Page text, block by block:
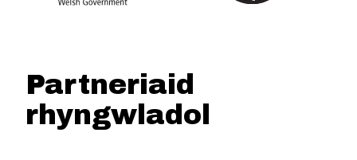
Partneriaid
rhyngwladol